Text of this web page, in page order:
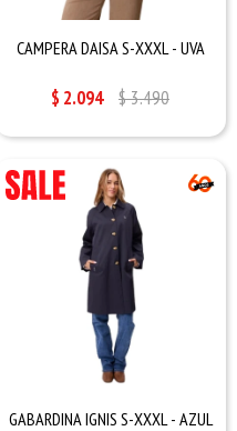
CAMPERA DAISA S-XXXL - UVA
$ 2.094 $3.490
GABARDINA IGNIS S-XXXL - AZUL